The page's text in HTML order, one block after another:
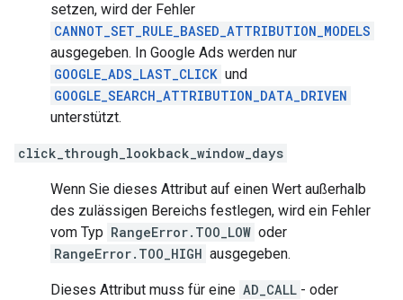
setzen, wird der Fehler
CANNOT_SET_RULE_BASED_ATTRIBUTION_MODELS
ausgegeben. In Google Ads werden nur
GOOGLE_ADS_LAST_CLICK und
GOOGLE_SEARCH_ATTRIBUTION_DATA_DRIVEN
unterstützt.
click_through_lookback_window_days
Wenn Sie dieses Attribut auf einen Wert außerhalb
des zulässigen Bereichs festlegen, wird ein Fehler
vom Typ RangeError.TOO_LOW oder
RangeError.TOO_HIGH ausgegeben.
Dieses Attribut muss für eine AD_CALL - oder